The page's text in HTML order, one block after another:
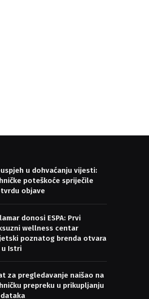
u dohvaćanju vijesti:
poteškoće spriječile
objave
donosi ESPA: Prvi
wellness centar
poznatog brenda otvara
u Istri
za pregledavanje naišao na
prepreku u prikupljanju